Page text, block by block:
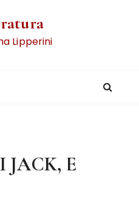
Lipperini
JACK, E